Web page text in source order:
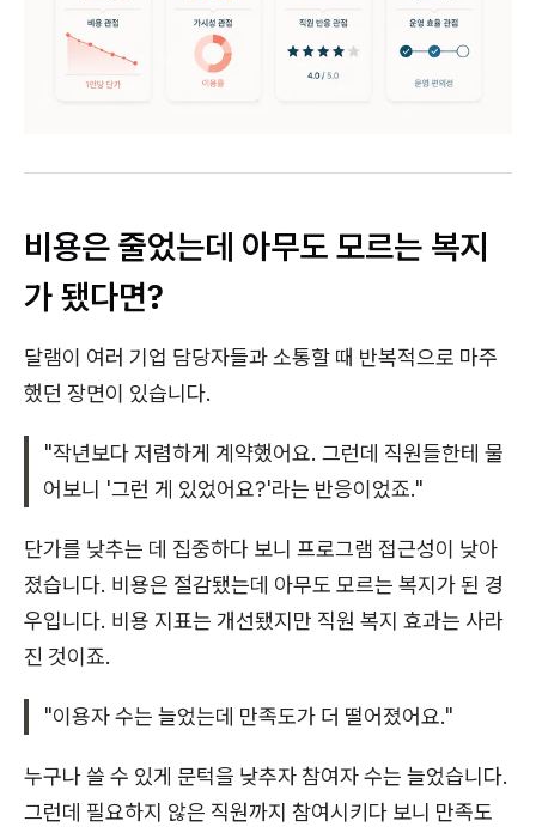
비용은 줄었는데 아무도 모르는 복지
가 됐다면?
달램이 여러 기업 담당자들과 소통할 때 반복적으로 마주
했던 장면이 있습니다.
"작년보다 저렴하게 계약했어요. 그런데 직원들한테 물
어보니 '그런 게 있었어요?'라는 반응이었죠."
단가를 낮추는 데 집중하다 보니 프로그램 접근성이 낮아
졌습니다. 비용은 절감됐는데 아무도 모르는 복지가 된 경
우입니다. 비용 지표는 개선됐지만 직원 복지 효과는 사라
진 것이죠.
"이용자 수는 늘었는데 만족도가 더 떨어졌어요."
누구나 쓸 수 있게 문턱을 낮추자 참여자 수는 늘었습니다.
그런데 필요하지 않은 직원까지 참여시키다 보니 만족도